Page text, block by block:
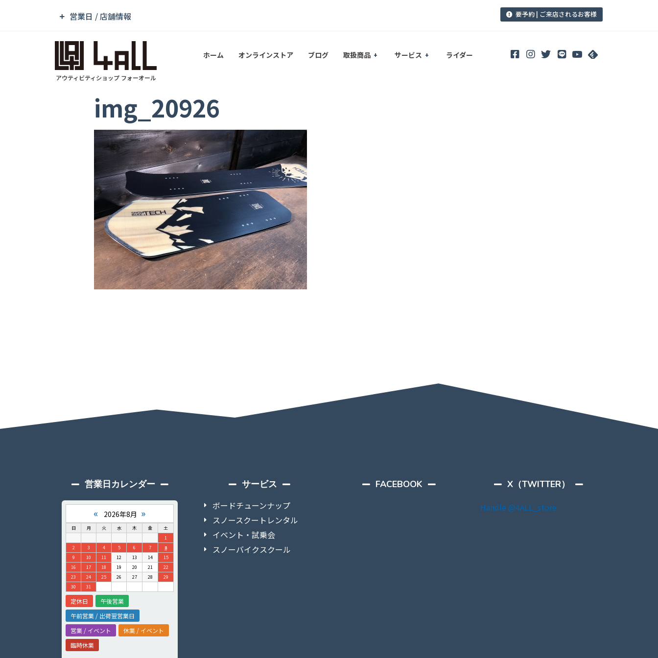
営業日 / 店舗情報 要予約 | ご来店されるお客様
アウティビティショップ フォーオール
ホーム オンラインストア ブログ 取扱商品 サービス ライダー
img_20926
営業日カレンダー
« 2026年8月 »
日 月 火 水 木 金
土
1
2
3 4 5 6 7
8
9
10 11 12 13 14
15
16
17 18 19 20 21
22
23
24 25 26 27 28
29
30
31
定休日
午後営業
午前営業 / 出荷翌営業日
営業 / イベント
休業 / イベント
臨時休業
サービス
ボードチューンナップ
スノースクートレンタル
イベント・試乗会
スノーバイクスクール
FACEBOOK
X（TWITTER）
Handle @4ALL_store